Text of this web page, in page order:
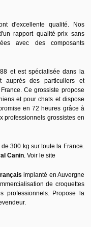
d'excellente qualité. Nos
rapport qualité-prix sans
avec des composants
et est spécialisée dans la
auprès des particuliers et
Ce grossiste propose
et pour chats et dispose
en 72 heures grâce à
professionnels grossistes en
300 kg sur toute la France.
Canin.Voir le site
implanté en Auvergne
de croquettes
professionnels. Propose la